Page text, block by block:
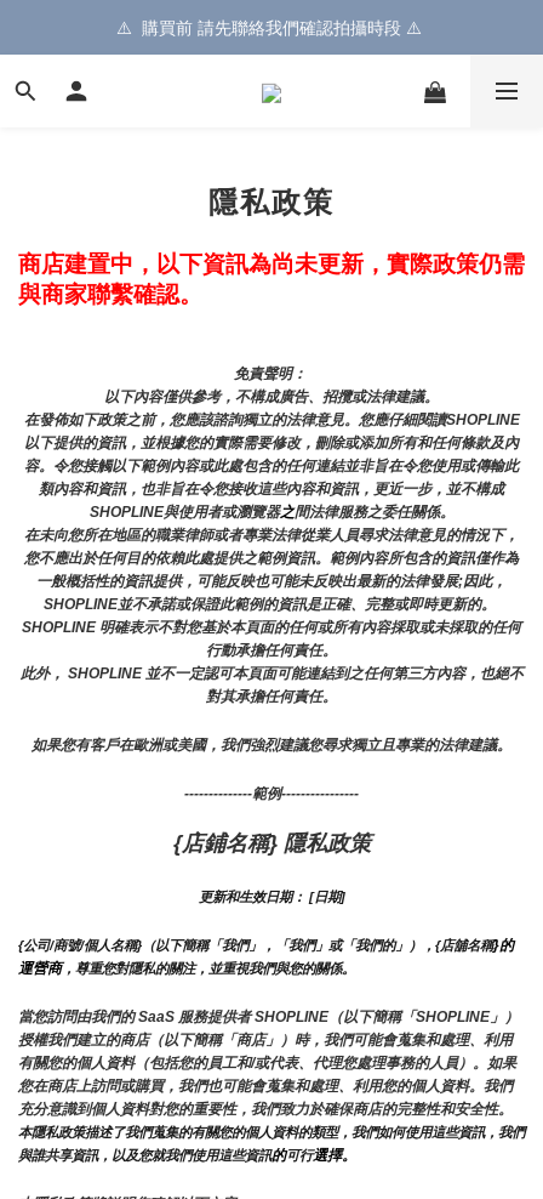
⚠️  購買前 請先聯絡我們確認拍攝時段 ⚠️
隱私政策
商店建置中，以下資訊為尚未更新，實際政策仍需
與商家聯繫確認。
免責聲明：
以下內容僅供參考，不構成廣告、招攬或法律建議。
在發佈如下政策之前，您應該諮詢獨立的法律意見。您應仔細閱讀SHOPLINE
以下提供的資訊，並根據您的實際需要修改，刪除或添加所有和任何條款及內
容。令您接觸以下範例內容或此處包含的任何連結並非旨在令您使用或傳輸此
類內容和資訊，也非旨在令您接收這些內容和資訊，更近一步，並不構成
SHOPLINE與使用者或瀏覽器之間法律服務之委任關係。
在未向您所在地區的職業律師或者專業法律從業人員尋求法律意見的情況下，
您不應出於任何目的依賴此處提供之範例資訊。範例內容所包含的資訊僅作為
一般概括性的資訊提供，可能反映也可能未反映出最新的法律發展;因此，
SHOPLINE並不承諾或保證此範例的資訊是正確、完整或即時更新的。
SHOPLINE 明確表示不對您基於本頁面的任何或所有內容採取或未採取的任何
行動承擔任何責任。
此外， SHOPLINE 並不一定認可本頁面可能連結到之任何第三方內容，也絕不
對其承擔任何責任。
如果您有客戶在歐洲或美國，我們強烈建議您尋求獨立且專業的法律建議。
--------------範例----------------
{店鋪名稱} 隱私政策
更新和生效日期： [日期]
{公司/商號/個人名稱}（以下簡稱「我們」，「我們」或「我們的」），{店舖名稱}的
運營商，尊重您對隱私的關注，並重視我們與您的關係。
當您訪問由我們的 SaaS 服務提供者 SHOPLINE（以下簡稱「SHOPLINE」）
授權我們建立的商店（以下簡稱「商店」）時，我們可能會蒐集和處理、利用
有關您的個人資料（包括您的員工和/或代表、代理您處理事務的人員）。如果
您在商店上訪問或購買，我們也可能會蒐集和處理、利用您的個人資料。我們
充分意識到個人資料對您的重要性，我們致力於確保商店的完整性和安全性。
本隱私政策描述了我們蒐集的有關您的個人資料的類型，我們如何使用這些資訊，我們
與誰共享資訊，以及您就我們使用這些資訊的可行選擇。